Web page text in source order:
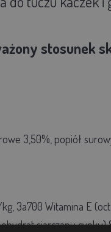
stosunek
3,50%, popiół
3a700 Witamina E
siarczanu